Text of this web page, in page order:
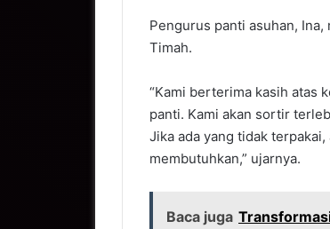
Pengurus panti asuhan,
Timah.
“Kami berterima kasih atas
panti. Kami akan sortir
Jika ada yang tidak
membutuhkan,” ujarnya.
Baca juga